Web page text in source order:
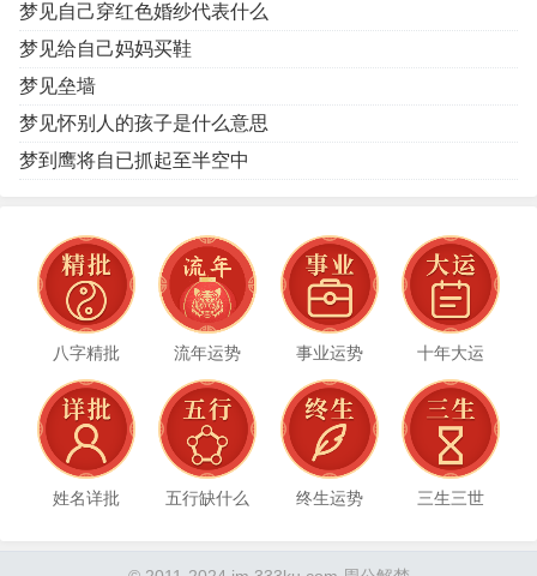
梦见自己穿红色婚纱代表什么
梦见给自己妈妈买鞋
梦见垒墙
梦见怀别人的孩子是什么意思
梦到鹰将自已抓起至半空中
八字精批 流年运势 事业运势 十年大运
姓名详批 五行缺什么 终生运势 三生三世